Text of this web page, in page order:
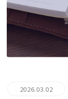
2026.03.02